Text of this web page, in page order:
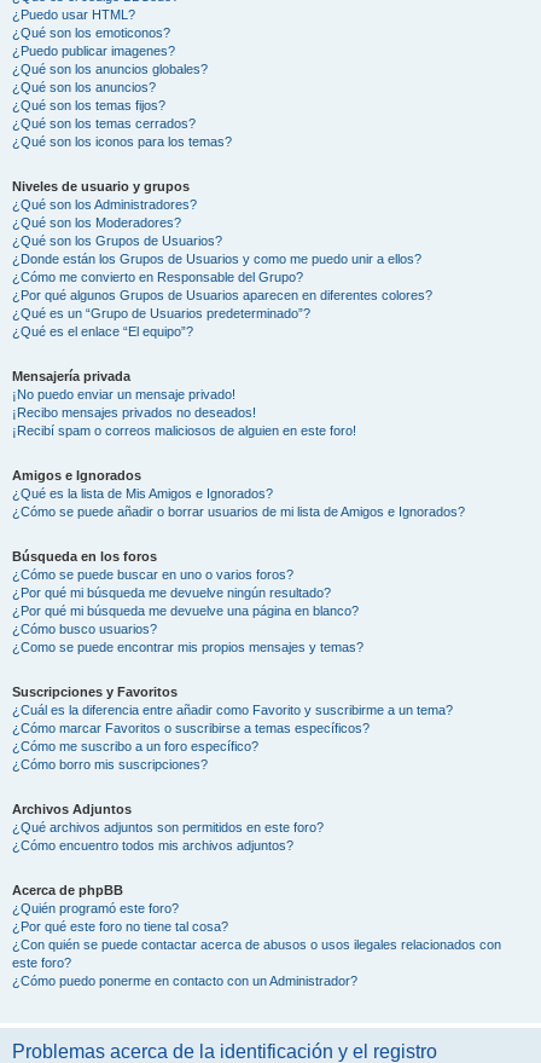
¿Puedo usar HTML?
¿Qué son los emoticonos?
¿Puedo publicar imagenes?
¿Qué son los anuncios globales?
¿Qué son los anuncios?
¿Qué son los temas fijos?
¿Qué son los temas cerrados?
¿Qué son los iconos para los temas?
Niveles de usuario y grupos
¿Qué son los Administradores?
¿Qué son los Moderadores?
¿Qué son los Grupos de Usuarios?
¿Donde están los Grupos de Usuarios y como me puedo unir a ellos?
¿Cómo me convierto en Responsable del Grupo?
¿Por qué algunos Grupos de Usuarios aparecen en diferentes colores?
¿Qué es un “Grupo de Usuarios predeterminado”?
¿Qué es el enlace “El equipo”?
Mensajería privada
¡No puedo enviar un mensaje privado!
¡Recibo mensajes privados no deseados!
¡Recibí spam o correos maliciosos de alguien en este foro!
Amigos e Ignorados
¿Qué es la lista de Mis Amigos e Ignorados?
¿Cómo se puede añadir o borrar usuarios de mi lista de Amigos e Ignorados?
Búsqueda en los foros
¿Cómo se puede buscar en uno o varios foros?
¿Por qué mi búsqueda me devuelve ningún resultado?
¿Por qué mi búsqueda me devuelve una página en blanco?
¿Cómo busco usuarios?
¿Como se puede encontrar mis propios mensajes y temas?
Suscripciones y Favoritos
¿Cuál es la diferencia entre añadir como Favorito y suscribirme a un tema?
¿Cómo marcar Favoritos o suscribirse a temas específicos?
¿Cómo me suscribo a un foro específico?
¿Cómo borro mis suscripciones?
Archivos Adjuntos
¿Qué archivos adjuntos son permitidos en este foro?
¿Cómo encuentro todos mis archivos adjuntos?
Acerca de phpBB
¿Quién programó este foro?
¿Por qué este foro no tiene tal cosa?
¿Con quién se puede contactar acerca de abusos o usos ilegales relacionados con
este foro?
¿Cómo puedo ponerme en contacto con un Administrador?
Problemas acerca de la identificación y el registro